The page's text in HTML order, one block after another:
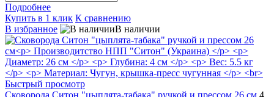
Подробнее
Купить в 1 клик К сравнению
В избранное
В наличии
Быстрый просмотр